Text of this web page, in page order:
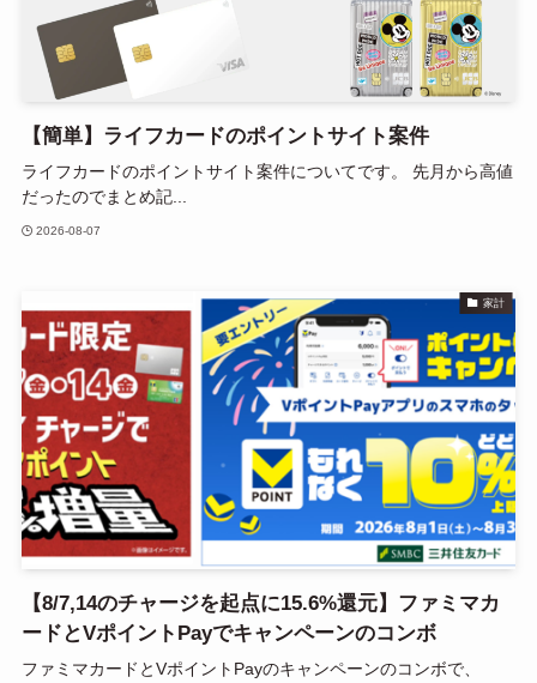
【簡単】ライフカードのポイントサイト案件
ライフカードのポイントサイト案件についてです。 先月から高値
だったのでまとめ記...
2026-08-07
家計
【8/7,14のチャージを起点に15.6%還元】ファミマカ
ードとVポイントPayでキャンペーンのコンボ
ファミマカードとVポイントPayのキャンペーンのコンボで、